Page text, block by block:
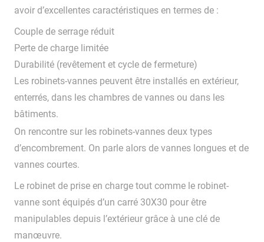
avoir d’excellentes caractéristiques en termes de :
Couple de serrage réduit
Perte de charge limitée
Durabilité (revêtement et cycle de fermeture)
Les robinets-vannes peuvent être installés en extérieur,
enterrés, dans les chambres de vannes ou dans les
bâtiments.
On rencontre sur les robinets-vannes deux types
d’encombrement. On parle alors de vannes longues et de
vannes courtes.
Le robinet de prise en charge tout comme le robinet-
vanne sont équipés d’un carré 30X30 pour être
manipulables depuis l’extérieur grâce à une clé de
manœuvre.